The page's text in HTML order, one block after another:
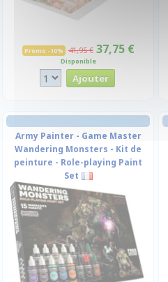
Promo -10% 41,95 € 37,75 €
Disponible
Army Painter - Game Master
Wandering Monsters - Kit de
peinture - Role-playing Paint
Set